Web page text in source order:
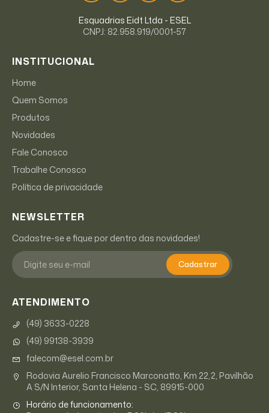
Esquadrias Eidt Ltda - ESEL
CNPJ: 82.958.919/0001-57
INSTITUCIONAL
Home
Quem Somos
Produtos
Novidades
Fale Conosco
Trabalhe Conosco
Política de privacidade
NEWSLETTER
Cadastre-se e fique por dentro das novidades!
Cadastrar
ATENDIMENTO
(49) 3633-0228
(49) 99138-3939
falecom@esel.com.br
Rodovia Aurelio Francisco Marconatto, Km 22,2, Pavilhão
A S/N Interior, Santa Helena - SC, 89915-000
Horário de funcionamento: